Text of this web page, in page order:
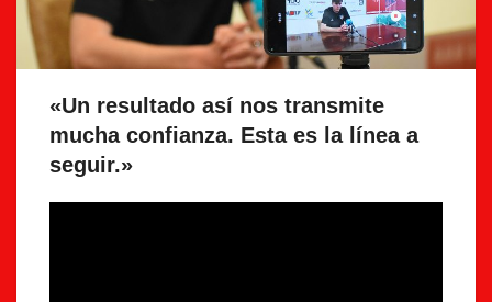
«Un resultado así nos transmite
mucha confianza. Esta es la línea a
seguir.»